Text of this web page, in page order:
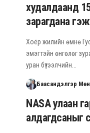
худалдаанд
зарагдана
Хоёр жилийн өмнө
эмэгтэйн өнгөлөг
уран бүтээлчийн…
Баасандэлгэр
NASA улаан
алдагдсаныг